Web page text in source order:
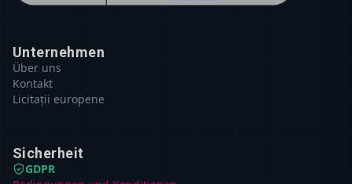
Unternehmen
Über uns
Kontakt
Licitații europene
Sicherheit
GDPR